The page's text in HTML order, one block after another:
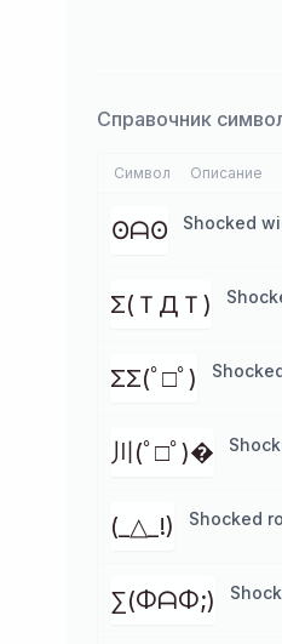
Справочник
Символ Описание
ʘᗩʘ Shocked
Σ(ＴДＴ)
ΣΣ(ﾟ□ﾟ)
川(ﾟ□ﾟ)�
(_△_!) Shocked
∑(ΦᗩΦ;)